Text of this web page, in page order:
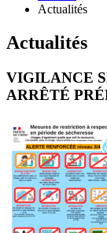
Actualités
Actualités
VIGILANCE
ARRÊTÉ